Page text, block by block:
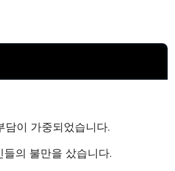
이 가중되었습니다.
의 불만을 샀습니다.